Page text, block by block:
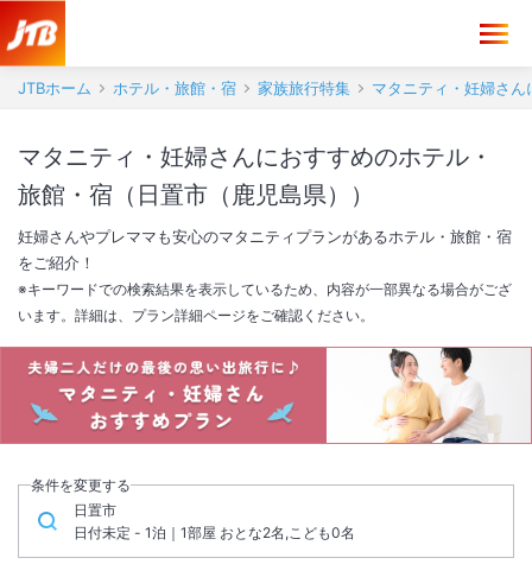
JTBホーム ホテル・旅館・宿 家族旅行特集 マタニティ・妊婦さん
マタニティ・妊婦さんにおすすめのホテル・
旅館・宿（日置市（鹿児島県））
妊婦さんやプレママも安心のマタニティプランがあるホテル・旅館・宿
をご紹介！
※キーワードでの検索結果を表示しているため、内容が一部異なる場合がござ
います。詳細は、プラン詳細ページをご確認ください。
ファミリー旅行
マタニティ旅行
赤ちゃん歓迎
条件を変更する
日置市
日付未定 - 1泊｜1部屋 おとな2名,こども0名